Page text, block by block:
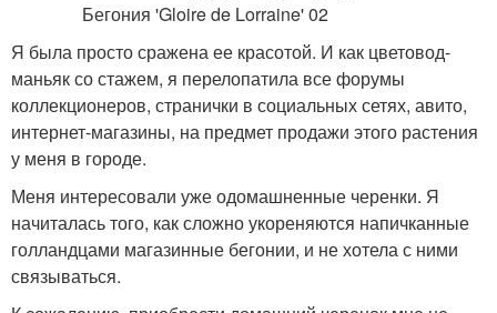
Я была просто сражена ее красотой. И как цветовод-
маньяк со стажем, я перелопатила все форумы
коллекционеров, странички в социальных сетях, авито,
интернет-магазины, на предмет продажи этого растения
у меня в городе.
Меня интересовали уже одомашненные черенки. Я
начиталась того, как сложно укореняются напичканные
голландцами магазинные бегонии, и не хотела с ними
связываться.